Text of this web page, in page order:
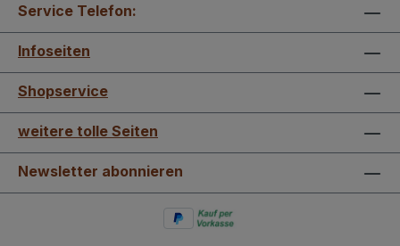
Service Telefon:
Infoseiten
Shopservice
weitere tolle Seiten
Newsletter abonnieren